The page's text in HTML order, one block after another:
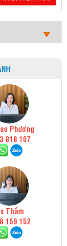
Phương
818 107
Thắm
159 152